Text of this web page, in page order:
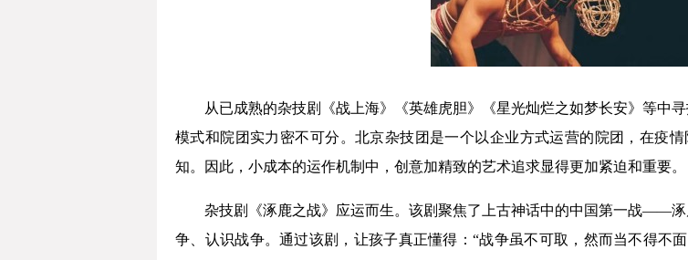
从已成熟的杂技剧《战上海》《英雄虎胆》《星光灿烂之如梦长安》等中
模式和院团实力密不可分。北京杂技团是一个以企业方式运营的院团，在疫
知。因此，小成本的运作机制中，创意加精致的艺术追求显得更加紧迫和重要。
杂技剧《涿鹿之战》应运而生。该剧聚焦了上古神话中的中国第一战——
争、认识战争。通过该剧，让孩子真正懂得：“战争虽不可取，然而当不得不